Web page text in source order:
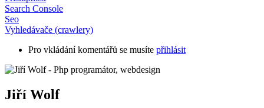
Search Console
Seo
Vyhledávače (crawlery)
Pro vkládání komentářů se musíte přihlásit
Jiří Wolf